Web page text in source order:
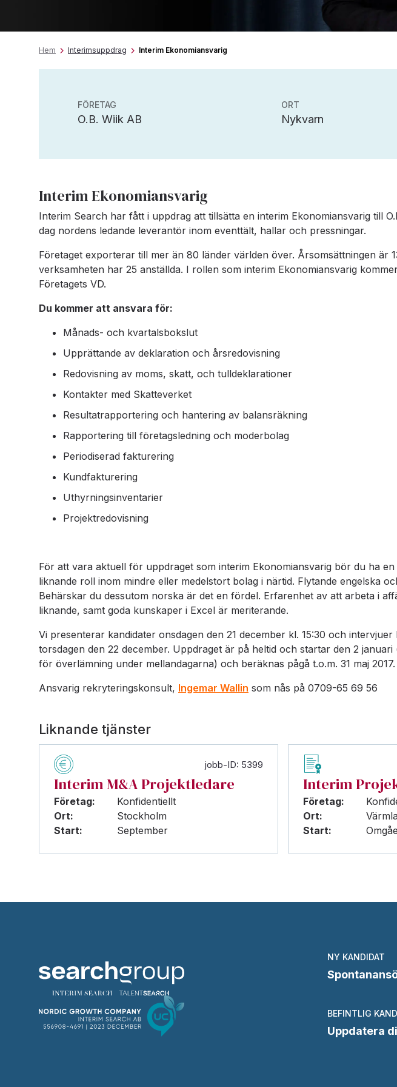
Hem Interimsuppdrag Interim Ekonomiansvarig
FÖRETAG
O.B. Wiik AB
ORT
Nykvarn
Interim Ekonomiansvarig
Interim Search har fått i uppdrag att tillsätta en interim Ekonomiansvarig till
dag nordens ledande leverantör inom eventtält, hallar och pressningar.
Företaget exporterar till mer än 80 länder världen över. Årsomsättningen är
verksamheten har 25 anställda. I rollen som interim Ekonomiansvarig
Företagets VD.
Du kommer att ansvara för:
Månads- och kvartalsbokslut
Upprättande av deklaration och årsredovisning
Redovisning av moms, skatt, och tulldeklarationer
Kontakter med Skatteverket
Resultatrapportering och hantering av balansräkning
Rapportering till företagsledning och moderbolag
Periodiserad fakturering
Kundfakturering
Uthyrningsinventarier
Projektredovisning
För att vara aktuell för uppdraget som interim Ekonomiansvarig bör du ha
liknande roll inom mindre eller medelstort bolag i närtid. Flytande engelska
Behärskar du dessutom norska är det en fördel. Erfarenhet av att arbeta i
liknande, samt goda kunskaper i Excel är meriterande.
Vi presenterar kandidater onsdagen den 21 december kl. 15:30 och
torsdagen den 22 december. Uppdraget är på heltid och startar den 2 januari
för överlämning under mellandagarna) och beräknas pågå t.o.m. 31 maj 2017.
Ansvarig rekryteringskonsult, Ingemar Wallin som nås på 0709-65 69 56
Liknande tjänster
jobb-ID: 5399
Interim M&A Projektledare
Företag:
Konfidentiellt
Ort:
Stockholm
Start:
September
Interim
Företag:
Ort:
Start:
NY KANDIDAT
BEFINTLIG
Uppdatera